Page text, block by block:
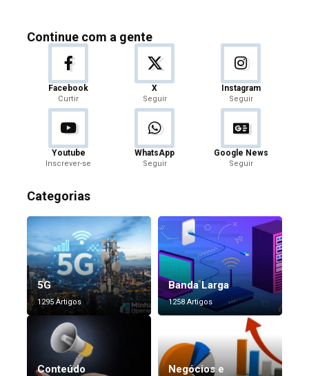
Continue com a gente
Facebook
Curtir
X
Seguir
Instagram
Seguir
Youtube
Inscrever-se
WhatsApp
Seguir
Google News
Seguir
Categorias
5G
1295 Artigos
Banda Larga
1258 Artigos
Conteúdo
Negócios e